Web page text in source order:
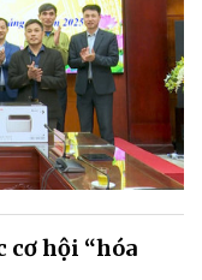
cơ hội “hóa